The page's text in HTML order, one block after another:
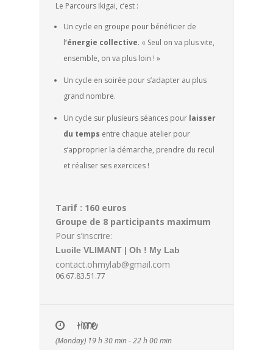
Le Parcours Ikigai, c’est :
Un cycle en groupe pour bénéficier de
l‘énergie collective. « Seul on va plus vite,
ensemble, on va plus loin ! »
Un cycle en soirée pour s’adapter au plus
grand nombre.
Un cycle sur plusieurs séances pour laisser
du temps entre chaque atelier pour
s’approprier la démarche, prendre du recul
et réaliser ses exercices !
Tarif : 160 euros
Groupe de 8 participants maximum
Pour s’inscrire:
Lucile VLIMANT | Oh ! My Lab
contact.ohmylab@gmail.com
06.67.83.51.77
TIME
(Monday) 19 h 30 min - 22 h 00 min